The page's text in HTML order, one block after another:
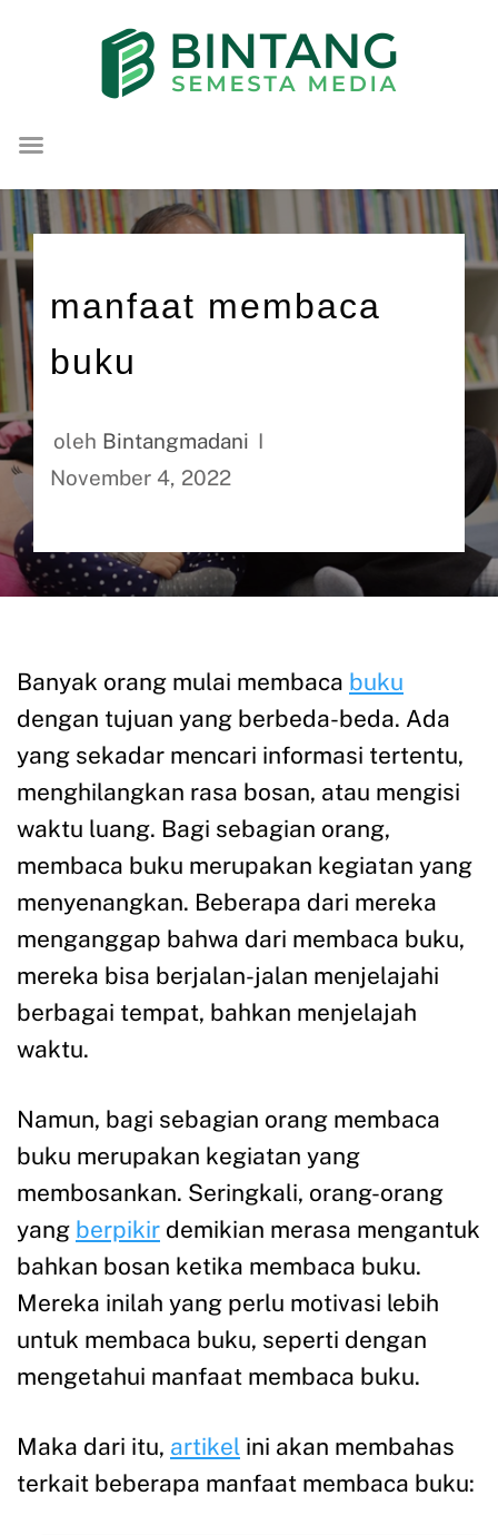
konten
manfaat membaca
buku
oleh Bintangmadani
November 4, 2022
Banyak orang mulai membaca buku
dengan tujuan yang berbeda-beda. Ada
yang sekadar mencari informasi tertentu,
menghilangkan rasa bosan, atau mengisi
waktu luang. Bagi sebagian orang,
membaca buku merupakan kegiatan yang
menyenangkan. Beberapa dari mereka
menganggap bahwa dari membaca buku,
mereka bisa berjalan-jalan menjelajahi
berbagai tempat, bahkan menjelajah
waktu.
Namun, bagi sebagian orang membaca
buku merupakan kegiatan yang
membosankan. Seringkali, orang-orang
yang berpikir demikian merasa mengantuk
bahkan bosan ketika membaca buku.
Mereka inilah yang perlu motivasi lebih
untuk membaca buku, seperti dengan
mengetahui manfaat membaca buku.
Maka dari itu, artikel ini akan membahas
terkait beberapa manfaat membaca buku: